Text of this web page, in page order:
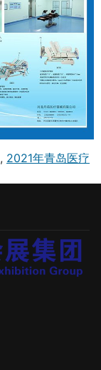
, 2021年青岛医疗